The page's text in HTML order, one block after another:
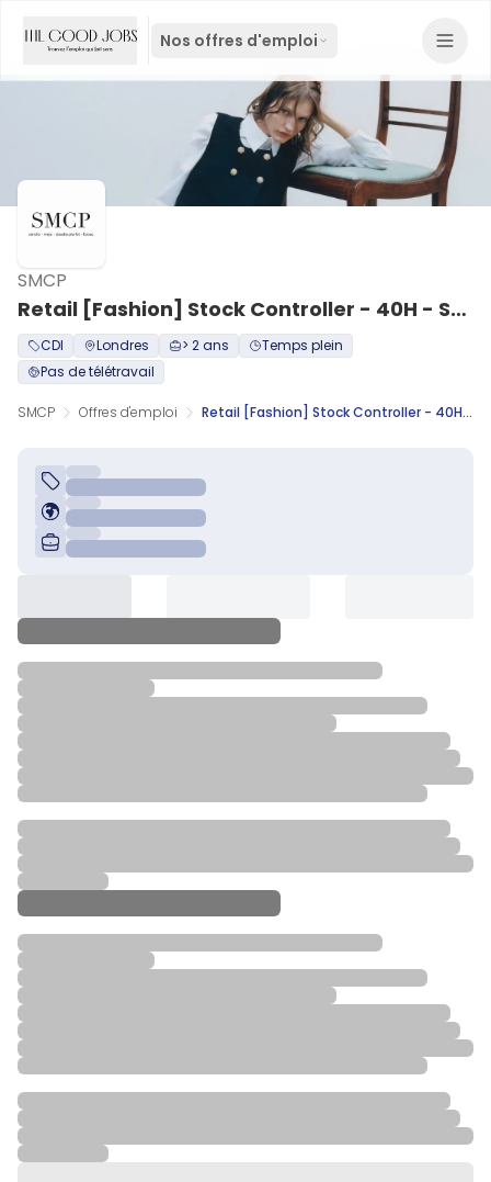
Nos offres d'emploi
Retail [Fashion] Stock Controller - 40H - Selfridges
SMCP
CDI Londres > 2 ans
Temps plein
Pas de télétravail
SMCP Offres d'emploi Retail [Fashion] Stock Controller - 40H - Selfridges